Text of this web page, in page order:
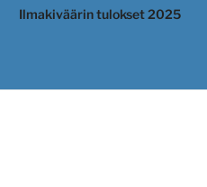
Ilmakiväärin tulokset 2025